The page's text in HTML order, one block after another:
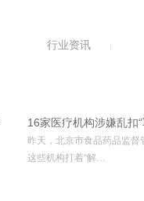
行业资讯
16家医疗机构涉嫌乱扣
昨天，北京市食品药品监督
这些机构打着“解…